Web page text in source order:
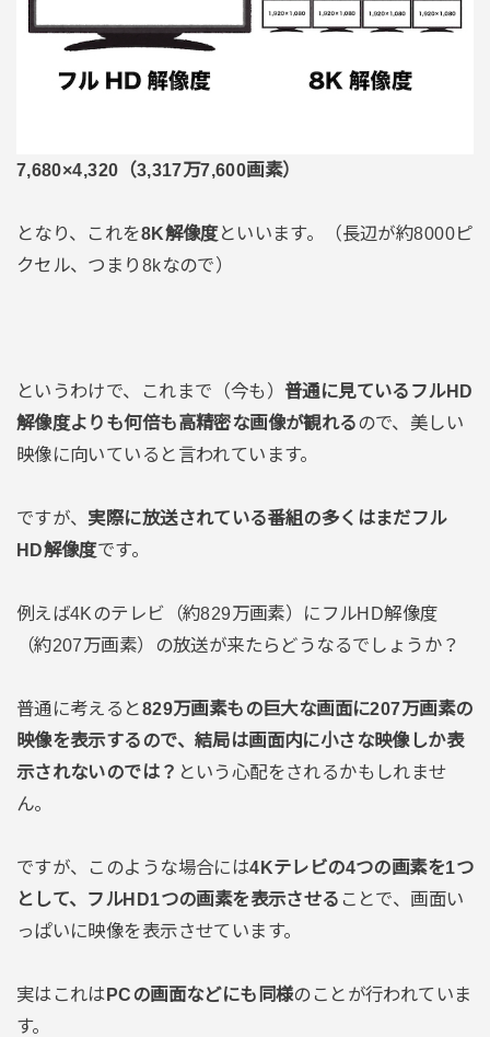
7,680×4,320（3,317万7,600画素）
となり、これを8K解像度といいます。（長辺が約8000ピ
クセル、つまり8kなので）
というわけで、これまで（今も） 普通に見ているフルHD
解像度よりも何倍も高精密な画像が観れる ので、美しい
映像に向いていると言われています。
ですが、 実際に放送されている番組の多くはまだフル
HD解像度です。
例えば4Kのテレビ（約829万画素）にフルHD解像度
（約207万画素）の放送が来たらどうなるでしょうか？
普通に考えると829万画素もの巨大な画面に207万画素の
映像を表示するので、結局は画面内に小さな映像しか表
示されないのでは？ という心配をされるかもしれませ
ん。
ですが、このような場合には4Kテレビの4つの画素を1つ
として、フルHD1つの画素を表示させる ことで、画面い
っぱいに映像を表示させています。
実はこれはPCの画面などにも同様のことが行われていま
す。